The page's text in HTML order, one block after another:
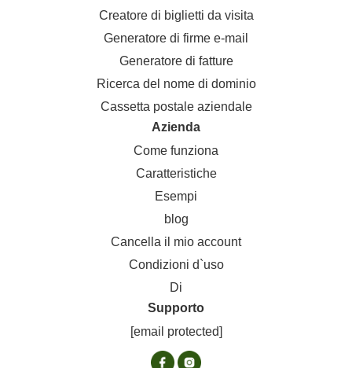
Creatore di biglietti da visita
Generatore di firme e-mail
Generatore di fatture
Ricerca del nome di dominio
Cassetta postale aziendale
Azienda
Come funziona
Caratteristiche
Esempi
blog
Cancella il mio account
Condizioni d`uso
Di
Supporto
[email protected]